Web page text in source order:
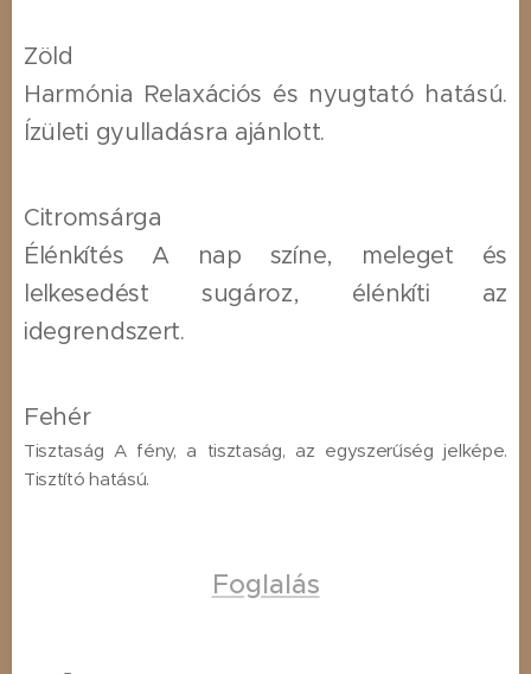
Zöld
Harmónia Relaxációs és nyugtató hatású.
Ízületi gyulladásra ajánlott.
Citromsárga
Élénkítés A nap színe, meleget és
lelkesedést sugároz, élénkíti az
idegrendszert.
Fehér
Tisztaság A fény, a tisztaság, az egyszerűség jelképe.
Tisztító hatású.
Foglalás